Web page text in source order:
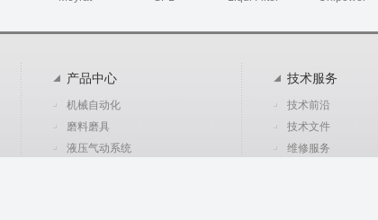
产品中心
机械自动化
磨料磨具
液压气动系统
技术服务
技术前沿
技术文件
维修服务